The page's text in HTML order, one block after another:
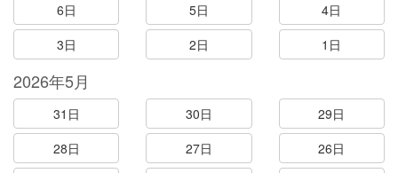
6日
5日
4日
3日
2日 1日
2026年5月
31日 30日
29日
28日
27日
26日